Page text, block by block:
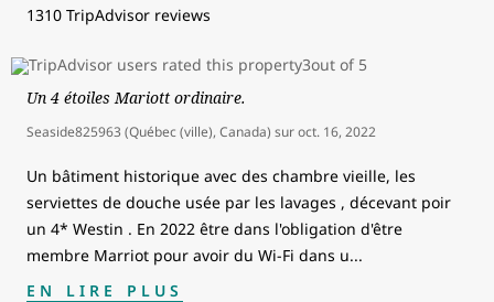
1310 TripAdvisor reviews
Un 4 étoiles Mariott ordinaire.
Seaside825963 (Québec (ville), Canada) suroct. 16, 2022
Un bâtiment historique avec des chambre vieille, les
serviettes de douche usée par les lavages , décevant poir
un 4* Westin . En 2022 être dans l'obligation d'être
membre Marriot pour avoir du Wi-Fi dans u...
EN LIRE PLUS